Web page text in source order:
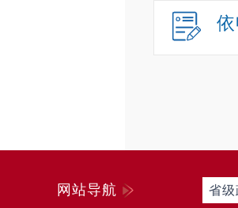
网站导航 省级